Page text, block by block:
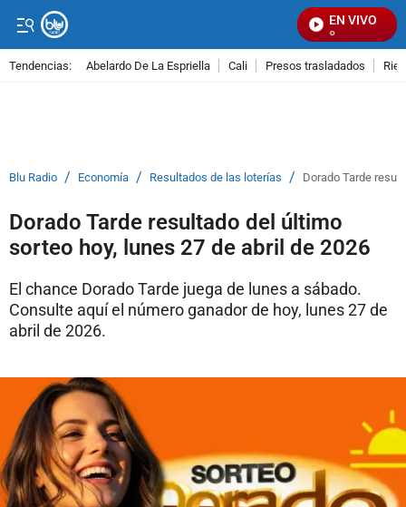
EN VIVO
Tendencias: Abelardo De La Espriella Cali Presos trasladados
Blu Radio / Economía / Resultados de las loterías / Dorado Tarde
Dorado Tarde resultado del último
sorteo hoy, lunes 27 de abril de 2026
El chance Dorado Tarde juega de lunes a sábado.
Consulte aquí el número ganador de hoy, lunes 27 de
abril de 2026.